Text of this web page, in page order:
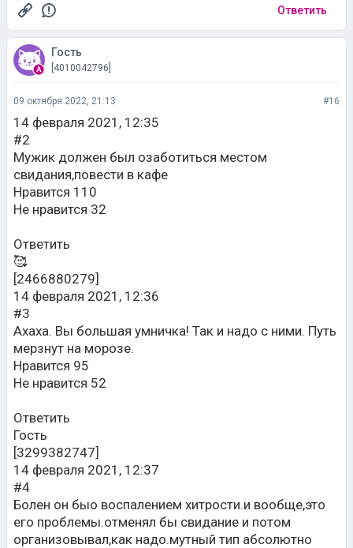
Ответить
Гость
[4010042796]
09 октября 2022, 21:13 #16
14 февраля 2021, 12:35
#2
Мужик должен был озаботиться местом
свидания,повести в кафе
Нравится 110
Не нравится 32
Ответить
🥰
[2466880279]
14 февраля 2021, 12:36
#3
Ахаха. Вы большая умничка! Так и надо с ними. Путь
мерзнут на морозе.
Нравится 95
Не нравится 52
Ответить
Гость
[3299382747]
14 февраля 2021, 12:37
#4
Болен он быо воспалением хитрости.и вообще,это
его проблемы.отменял бы свидание и потом
организовывал,как надо.мутный тип абсолютно